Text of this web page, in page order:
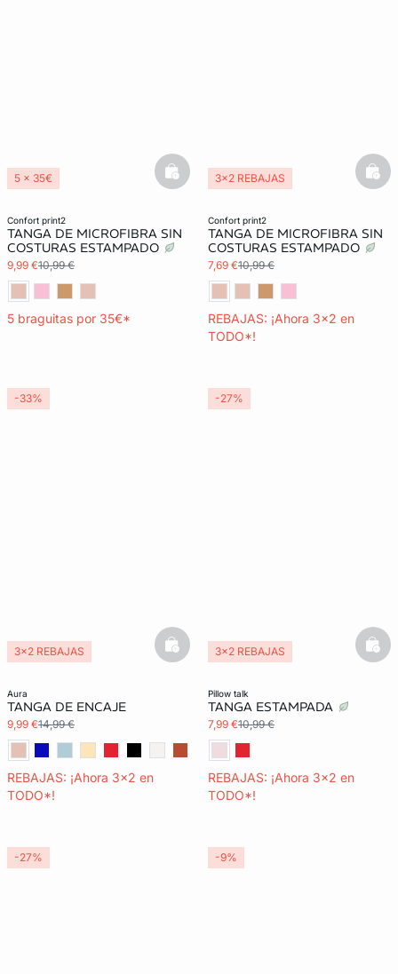
confort print2
TANGA DE MICROFIBRA SIN
COSTURAS ESTAMPADO
9,99 €10,99 €
5 braguitas por 35€*
5 x 35€
basketfull
confort print2
TANGA DE MICROFIBRA SIN
COSTURAS ESTAMPADO
7,69 €10,99 €
REBAJAS: ¡Ahora 3x2 en
TODO*!
3x2 REBAJAS
aura
TANGA DE ENCAJE
9,99 €14,99 €
REBAJAS: ¡Ahora 3x2 en
TODO*!
3x2 REBAJAS basketfull
-33%
pillow talk
TANGA ESTAMPADA
7,99 €10,99 €
REBAJAS: ¡Ahora 3x2 en
TODO*!
3x2 REBAJAS
-27%
-27% -9%